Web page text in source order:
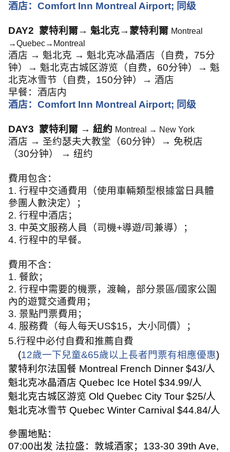
酒店： Comfort Inn Montreal Airport; 同级
DAY2 蒙特利爾→ 魁北克→ 蒙特利爾 Montreal
→Quebec→ Montreal
酒店 → 魁北克 → 魁北克冰晶酒店（自费， 75分
钟）
→ 魁北克古城区游览（自费， 60分钟） → 魁
北克冰雪节（自费， 150分钟） → 酒店
早餐：酒店内
酒店： Comfort Inn Montreal Airport; 同级
DAY3 蒙特利爾 → 紐約 Montreal → New York
酒店 → 圣约瑟夫大教堂（60分钟） → 免税店
（30分钟） → 纽约
費用包含：
1. 行程中交通費用（使用車輛類型根據當日具體
參團人數決定）；
2. 行程中酒店；
3. 中英文服務人員（司機+導遊/司兼導）；
4. 行程中的早餐。
費用不含：
1. 餐飲；
2. 行程中需要的機票，渡輪，部分景區/國家公園
內的遊覽交通費用；
3. 景點門票費用；
4. 服務費（每人每天US$15，大小同價）；
5.行程中必付自費和推薦自費
(12歲一下兒童&65歲以上長者門票有相應優惠)
蒙特利尔法国餐 Montreal French Dinner $43/人
魁北克冰晶酒店 Quebec Ice Hotel $34.99/人
魁北克古城区游览 Old Quebec City Tour $25/人
魁北克冰雪节 Quebec Winter Carnival $44.84/人
參團地點：
07:00出发 法拉盛：敦城酒家； 133-30 39th Ave,